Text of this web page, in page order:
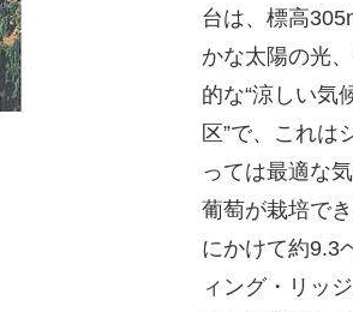
台は、標高
かな太陽の光
的な“涼しい気
区”で、これは
っては最適な
葡萄が栽培で
にかけて約9.3
ィング・リッ